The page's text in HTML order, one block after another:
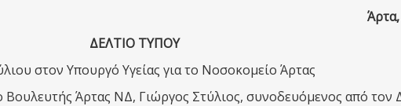
ΔΕΛΤΙΟ ΤΥΠΟΥ
στον Υπουργό Υγείας για το Νοσοκομείο Άρτας
Βουλευτής Άρτας ΝΔ, Γιώργος Στύλιος, συνοδευόμενος από τον